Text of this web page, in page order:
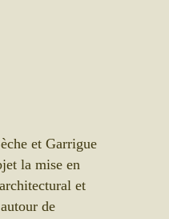
et Garrigue
la mise en
et
de